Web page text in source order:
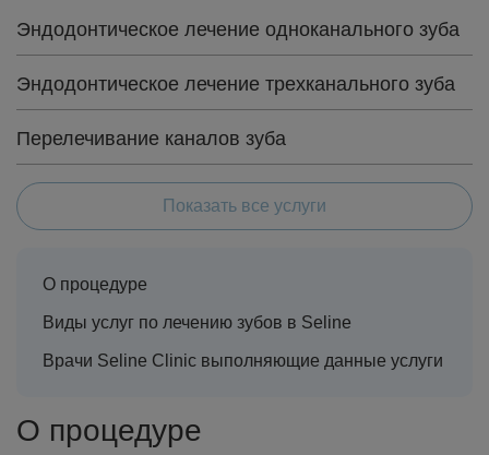
Эндодонтическое лечение одноканального зуба
Эндодонтическое лечение трехканального зуба
Перелечивание каналов зуба
Показать все услуги
О процедуре
Виды услуг по лечению зубов в Seline
Врачи Seline Clinic выполняющие данные услуги
О процедуре